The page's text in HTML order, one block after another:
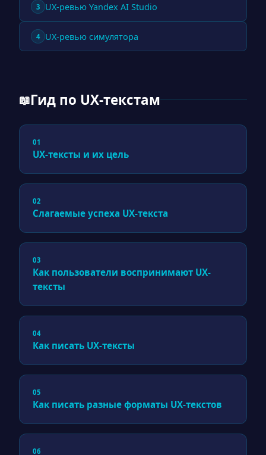
3 UX-ревью Yandex AI Studio
4 UX-ревью симулятора
📖Гид по UX-текстам
01
UX-тексты и их цель
02
Слагаемые успеха UX-текста
03
Как пользователи воспринимают UX-
тексты
04
Как писать UX-тексты
05
Как писать разные форматы UX-текстов
06